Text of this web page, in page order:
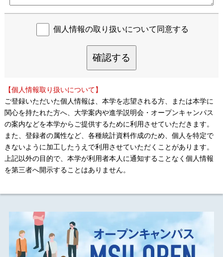
個人情報の取り扱いについて同意する
確認する
【個人情報取り扱いについて】
ご登録いただいた個人情報は、本学を志望される方、または本学に
関心を持たれた方へ、大学案内や進学説明会・オープンキャンパス
の案内などを本学からご提供するために利用させていただきます。
また、登録者の属性など、各種統計資料作成のため、個人を特定で
きないように加工したうえで利用させていただくことがあります。
上記以外の目的で、本学が利用者本人に通知することなく個人情報
を第三者へ開示することはありません。